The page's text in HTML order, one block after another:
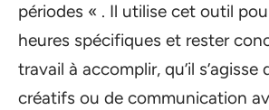
périodes « . Il utilise cet outil
heures spécifiques et rester
travail à accomplir, qu’il s’agisse
créatifs ou de communication